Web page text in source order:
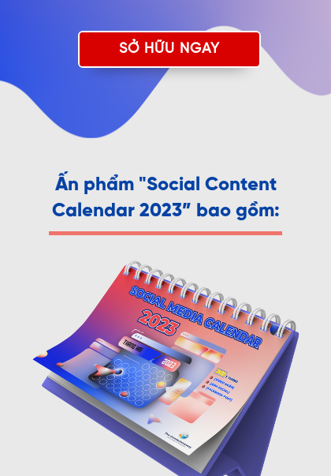
SỞ HỮU NGAY
Ấn phẩm "Social Content
Calendar 2023” bao gồm: